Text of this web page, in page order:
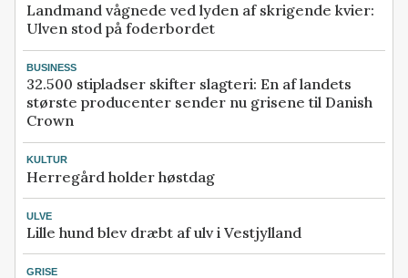
Landmand vågnede ved lyden af skrigende kvier:
Ulven stod på foderbordet
BUSINESS
32.500 stipladser skifter slagteri: En af landets
største producenter sender nu grisene til Danish
Crown
KULTUR
Herregård holder høstdag
ULVE
Lille hund blev dræbt af ulv i Vestjylland
GRISE